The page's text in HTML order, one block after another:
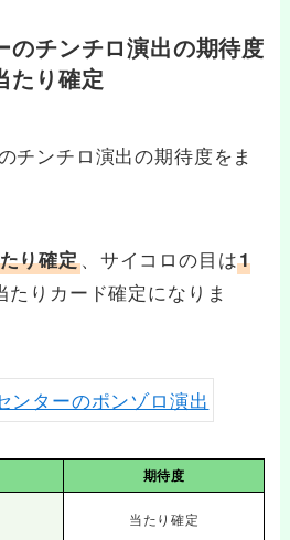
のチンチロ演出の期待度
たり確定
チンチロ演出の期待度をま
り確定、サイコロの目は1
たりカード確定になりま
期待度
当たり確定